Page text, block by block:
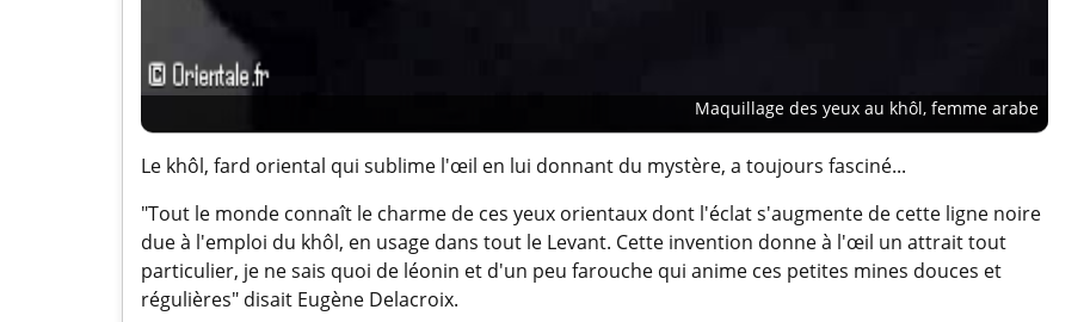
Maquillage des yeux au khôl, femme arabe
Le khôl, fard oriental qui sublime l'œil en lui donnant du mystère, a toujours fasciné...
"Tout le monde connaît le charme de ces yeux orientaux dont l'éclat s'augmente de cette ligne noire
due à l'emploi du khôl, en usage dans tout le Levant. Cette invention donne à l'œil un attrait tout
particulier, je ne sais quoi de léonin et d'un peu farouche qui anime ces petites mines douces et
régulières" disait Eugène Delacroix.